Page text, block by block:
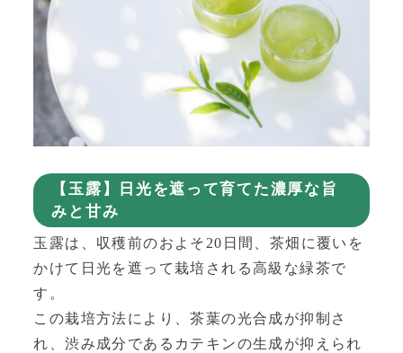
【玉露】日光を遮って育てた濃厚な旨
みと甘み
玉露は、収穫前のおよそ20日間、茶畑に覆いを
かけて日光を遮って栽培される高級な緑茶で
す。
この栽培方法により、茶葉の光合成が抑制さ
れ、渋み成分であるカテキンの生成が抑えられ